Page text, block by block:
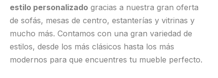
estilo personalizado gracias a nuestra gran oferta
de sofás, mesas de centro, estanterías y vitrinas y
mucho más. Contamos con una gran variedad de
estilos, desde los más clásicos hasta los más
modernos para que encuentres tu mueble perfecto.